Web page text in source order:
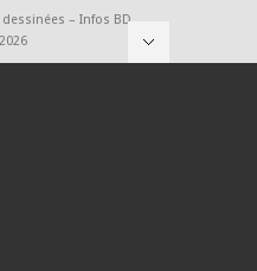
– Infos BD,